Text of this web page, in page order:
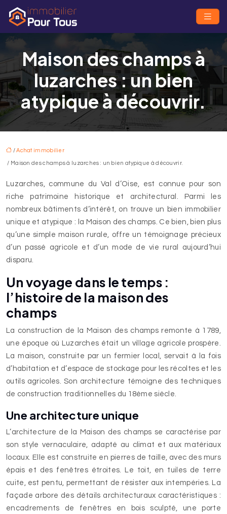
Maison des champs à
luzarches : un bien
atypique à découvrir.
/Achat immobilier
/ Maison des champs à luzarches : un bien atypique à découvrir.
Luzarches, commune du Val d’Oise, est connue pour son
riche patrimoine historique et architectural. Parmi les
nombreux bâtiments d’intérêt, on trouve un bien immobilier
unique et atypique : la Maison des champs. Ce bien, bien plus
qu’une simple maison rurale, offre un témoignage précieux
d’un passé agricole et d’un mode de vie rural aujourd’hui
disparu.
Un voyage dans le temps :
l’histoire de la maison des
champs
La construction de la Maison des champs remonte à 1789,
une époque où Luzarches était un village agricole prospère.
La maison, construite par un fermier local, servait à la fois
d’habitation et d’espace de stockage pour les récoltes et les
outils agricoles. Son architecture témoigne des techniques
de construction traditionnelles du 18ème siècle.
Une architecture unique
L’architecture de la Maison des champs se caractérise par
son style vernaculaire, adapté au climat et aux matériaux
locaux. Elle est construite en pierres de taille, avec des murs
épais et des fenêtres étroites. Le toit, en tuiles de terre
cuite, est pentu, permettant de résister aux intempéries. La
façade arbore des détails architecturaux caractéristiques :
encadrements de fenêtres en bois sculpté, une porte